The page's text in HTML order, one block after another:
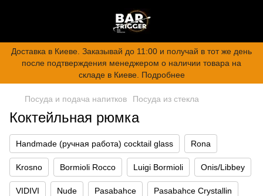
Доставка в Киеве. Заказывай до 11:00 и получай в тот же день
после подтверждения менеджером о наличии товара на
складе в Киеве. Подробнее
Посуда и подача напитков Посуда из стекла
Коктейльная рюмка
Handmade (ручная работа) cocktail glass Rona
Krosno Bormioli Rocco Luigi Bormioli Onis/Libbey
VIDIVI Nude Pasabahce Pasabahce Crystallin